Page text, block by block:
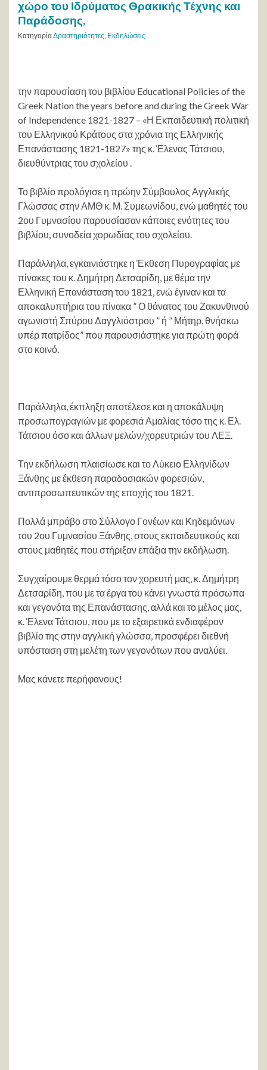
χώρο του Ιδρύματος Θρακικής Τέχνης και
Παράδοσης,
ΚατηγορίαΔραστηριότητες, Εκδηλώσεις
την παρουσίαση του βιβλίου Educational Policies of the
Greek Nation the years before and during the Greek War
of Independence 1821-1827 – «Η Εκπαιδευτική πολιτική
του Ελληνικού Κράτους στα χρόνια της Ελληνικής
Επανάστασης 1821-1827» της κ. Έλενας Τάτσιου,
διευθύντριας του σχολείου .
Το βιβλίο προλόγισε η πρώην Σύμβουλος Αγγλικής
Γλώσσας στην ΑΜΘ κ. Μ. Συμεωνίδου, ενώ μαθητές του
2ου Γυμνασίου παρουσίασαν κάποιες ενότητες του
βιβλίου, συνοδεία χορωδίας του σχολείου.
Παράλληλα, εγκαινιάστηκε η Έκθεση Πυρογραφίας με
πίνακες του κ. Δημήτρη Δετσαρίδη, με θέμα την
Ελληνική Επανάσταση του 1821, ενώ έγιναν και τα
αποκαλυπτήρια του πίνακα ” Ο θάνατος του Ζακυνθινού
αγωνιστή Σπύρου Δαγγλιόστρου ” ή ” Μήτηρ, θνήσκω
υπέρ πατρίδος” που παρουσιάστηκε για πρώτη φορά
στο κοινό.
Παράλληλα, έκπληξη αποτέλεσε και η αποκάλυψη
προσωπογραγιών με φορεσιά Αμαλίας τόσο της κ. Ελ.
Τάτσιου όσο και άλλων μελών/χορευτριών του ΛΕΞ.
Την εκδήλωση πλαισίωσε και το Λύκειο Ελληνίδων
Ξάνθης με έκθεση παραδοσιακών φορεσιών,
αντιπροσωπευτικών της εποχής του 1821.
Πολλά μπράβο στο Σύλλογο Γονέων και Κηδεμόνων
του 2ου Γυμνασίου Ξάνθης, στους εκπαιδευτικούς και
στους μαθητές που στήριξαν επάξια την εκδήλωση.
Συγχαίρουμε θερμά τόσο τον χορευτή μας, κ. Δημήτρη
Δετσαρίδη, που με τα έργα του κάνει γνωστά πρόσωπα
και γεγονότα της Επανάστασης, αλλά και το μέλος μας,
κ. Έλενα Τάτσιου, που με το εξαιρετικά ενδιαφέρον
βιβλίο της στην αγγλική γλώσσα, προσφέρει διεθνή
υπόσταση στη μελέτη των γεγονότων που αναλύει.
Μας κάνετε περήφανους!